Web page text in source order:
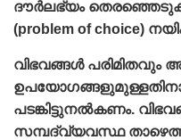
ദൗര്‍ലഭ്യം
(problem of choice)
വിഭവങ്ങള്‍ പരിമിതവും
പടങ്കിട്ടുനല്‍കണം.
സമ്പദ്വ്യവസ്ഥ